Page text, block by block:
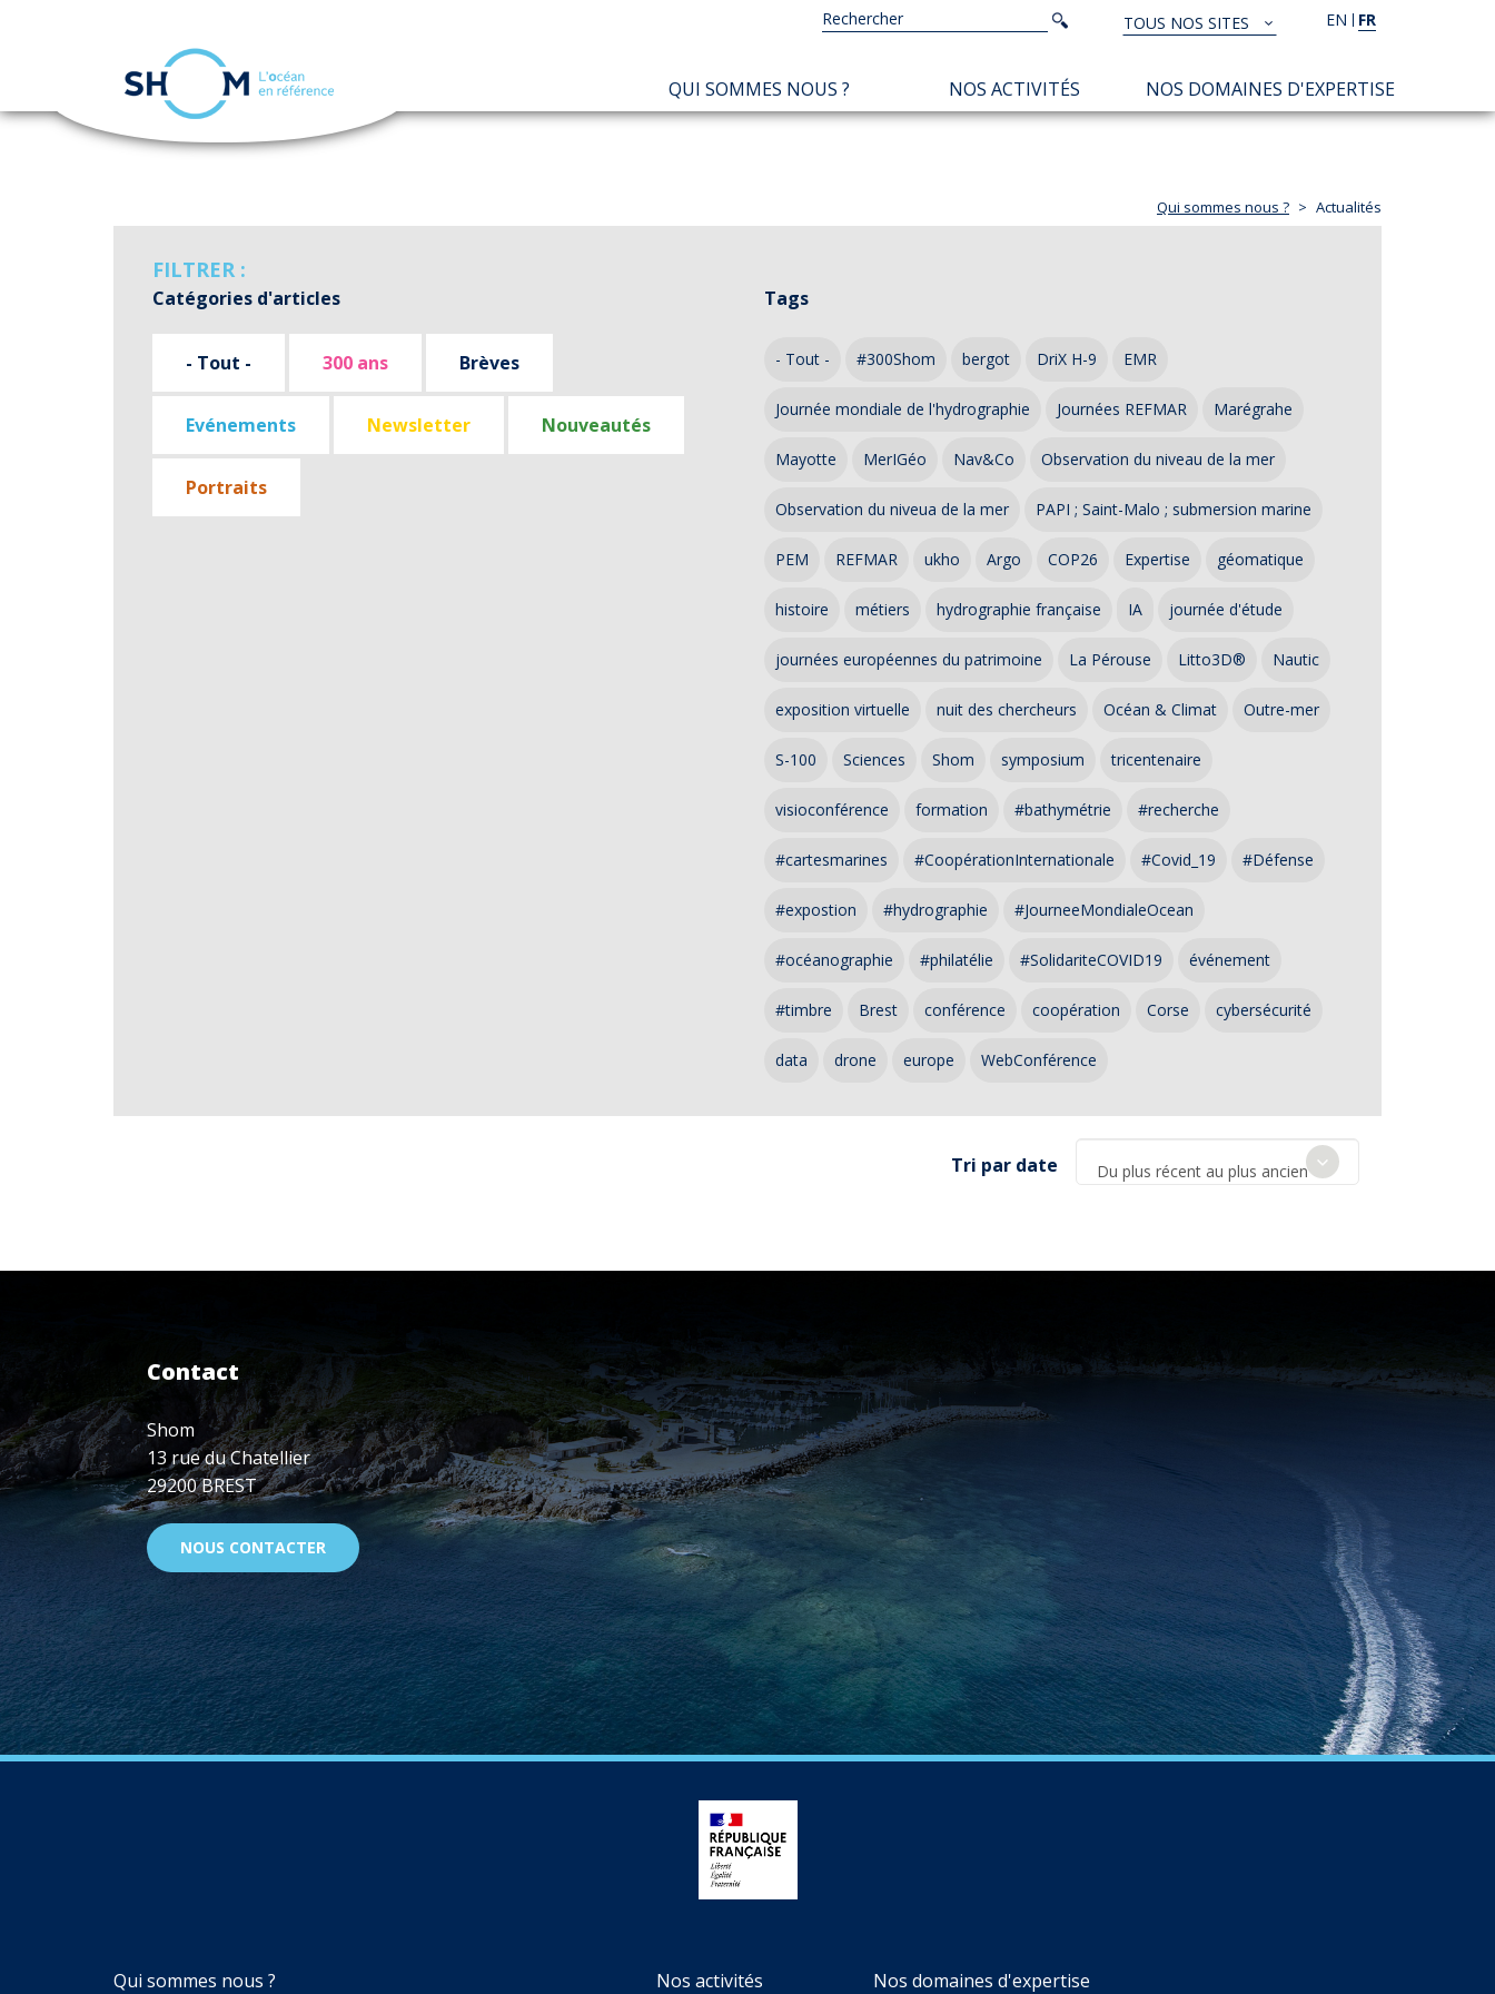
Aller
EN FR
TOUS
NOS
SITES
TOUS NOS SITES
Rechercher
Rechercher
NAVIGATION
PRINCIPALE
QUI SOMMES NOUS ? NOS ACTIVITÉS NOS DOMAINES D'EXPERTISE
Qui sommes nous ? Actualités
FILTRER :
Catégories d'articles
- Tout - 300 ans Brèves
Evénements Newsletter Nouveautés
Portraits
Tags
- Tout - #300Shom bergot DriX H-9 EMR
Journée mondiale de l'hydrographie Journées REFMAR Marégrahe
Mayotte MerIGéo Nav&Co Observation du niveau de la mer
Observation du niveua de la mer PAPI ; Saint-Malo ; submersion marine
PEM REFMAR ukho Argo COP26 Expertise géomatique
histoire métiers hydrographie française IA journée d'étude
journées européennes du patrimoine La Pérouse Litto3D® Nautic
exposition virtuelle nuit des chercheurs Océan & Climat Outre-mer
S-100 Sciences Shom symposium tricentenaire
visioconférence formation #bathymétrie #recherche
#cartesmarines #CoopérationInternationale #Covid_19 #Défense
#expostion #hydrographie #JourneeMondialeOcean
#océanographie #philatélie #SolidariteCOVID19 événement
#timbre Brest conférence coopération Corse cybersécurité
data drone europe WebConférence
Tri par date Du plus récent au plus ancien
Contact
Shom
13 rue du Chatellier
29200 BREST
NOUS CONTACTER
NAVIGATION
Qui sommes nous ? Nos activités Nos domaines d'expertise